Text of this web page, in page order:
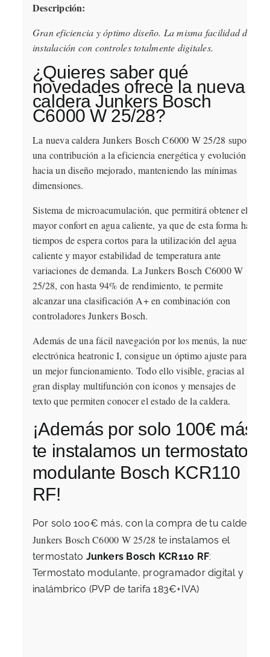
Descripción:
Gran eficiencia y óptimo diseño. La misma facilidad de
instalación con controles totalmente digitales.
¿Quieres saber qué
novedades ofrece la nueva
caldera Junkers Bosch
C6000 W 25/28?
La nueva caldera Junkers Bosch C6000 W 25/28 supone
una contribución a la eficiencia energética y evolución
hacia un diseño mejorado, manteniendo las mínimas
dimensiones.
Sistema de microacumulación, que permitirá obtener el
mayor confort en agua caliente, ya que de esta forma hay
tiempos de espera cortos para la utilización del agua
caliente y mayor estabilidad de temperatura ante
variaciones de demanda. La Junkers Bosch C6000 W
25/28, con hasta 94% de rendimiento, te permite
alcanzar una clasificación A+ en combinación con
controladores Junkers Bosch.
Además de una fácil navegación por los menús, la nueva
electrónica heatronic I, consigue un óptimo ajuste para
un mejor funcionamiento. Todo ello visible, gracias al
gran display multifunción con iconos y mensajes de
texto que permiten conocer el estado de la caldera.
¡Además por solo 100€ más
te instalamos un termostato
modulante Bosch KCR110
RF!
Por solo 100€ más, con la compra de tu caldera
Junkers Bosch C6000 W 25/28 te instalamos el
termostato Junkers Bosch KCR110 RF:
Termostato modulante, programador digital y
inalámbrico (PVP de tarifa 183€+IVA)